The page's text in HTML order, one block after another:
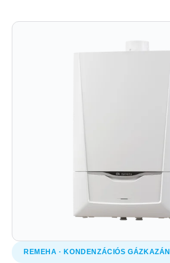
REMEHA · KONDENZÁCIÓS GÁZKAZÁN